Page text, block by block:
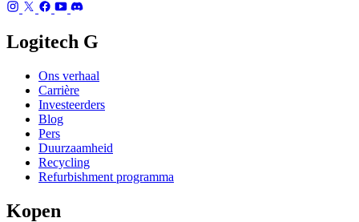
Logitech G
Ons verhaal
Carrière
Investeerders
Blog
Pers
Duurzaamheid
Recycling
Refurbishment programma
Kopen